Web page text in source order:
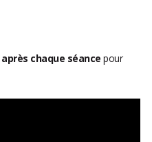
après chaque séance pour